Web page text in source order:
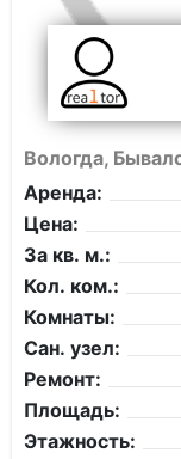
Вологда,
Аренда:
Цена:
За кв. м.:
Кол. ком.:
Комнаты:
Сан. узел:
Ремонт:
Площадь:
Этажность: